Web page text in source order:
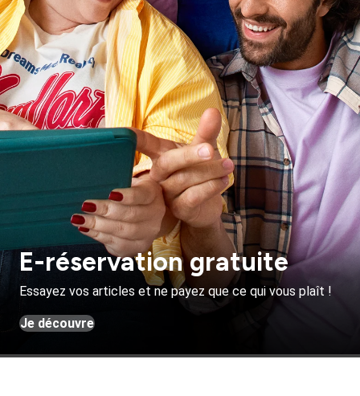
E-réservation gratuite
Essayez vos articles et ne payez que ce qui vous plaît !
Je découvre